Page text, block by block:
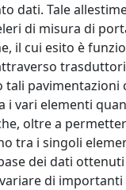
dati. Tale
di misura di
il cui esito è
vari elementi
oltre a
tra i singoli
dei dati
di